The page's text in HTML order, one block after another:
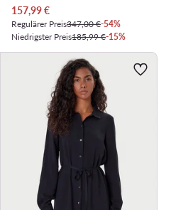
Aktueller Preis
157,99€
Regulärer Preis347,00 €-54%
Niedrigster Preis185,99 €-15%